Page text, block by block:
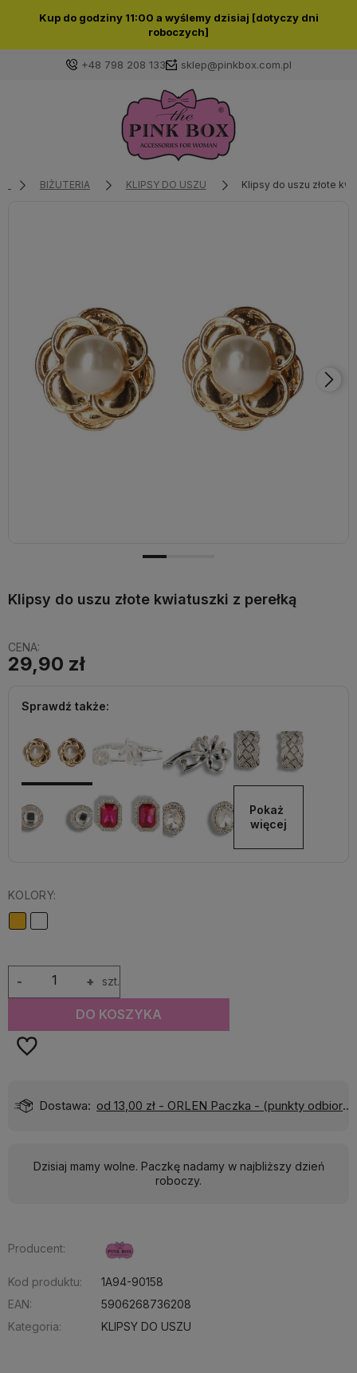
Kup do godziny 11:00 a wyślemy dzisiaj [dotyczy dni
roboczych]
+48 798 208 133 sklep@pinkbox.com.pl
Zaloguj się
BIŻUTERIA KLIPSY DO USZU Klipsy do uszu złote
Klipsy do uszu złote kwiatuszki z perełką
CENA:
29,90 zł
Sprawdź także:
Pokaż
więcej
KOLORY:
+
- szt.
DO KOSZYKA
Dostawa: od 13,00 zł - ORLEN Paczka - (punkty odbioru)
Dzisiaj mamy wolne. Paczkę nadamy w najbliższy dzień
roboczy.
Producent:
Kod produktu:
1A94-90158
EAN:
5906268736208
Kategoria:
KLIPSY DO USZU